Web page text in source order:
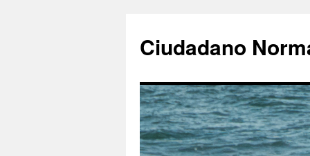
Ciudadano